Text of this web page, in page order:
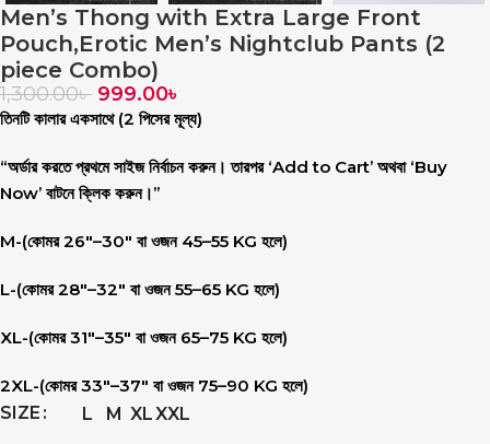
Men’s Thong with Extra Large Front
Pouch,Erotic Men’s Nightclub Pants (2
piece Combo)
1,300.00৳ 999.00৳
তিনটি কালার একসাথে (2 পিসের মূল্য)
“অর্ডার করতে প্রথমে সাইজ নির্বাচন করুন। তারপর ‘Add to Cart’ অথবা ‘Buy
Now’ বাটনে ক্লিক করুন।”
M-(কোমর 26″–30″ বা ওজন 45–55 KG হলে)
L-(কোমর 28″–32″ বা ওজন 55–65 KG হলে)
XL-(কোমর 31″–35″ বা ওজন 65–75 KG হলে)
2XL-(কোমর 33″–37″ বা ওজন 75–90 KG হলে)
SIZE
L M XLXXL